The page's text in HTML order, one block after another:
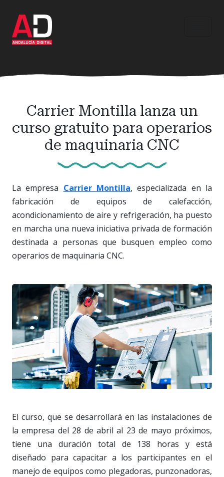
contenido
principal
Carrier Montilla lanza un
curso gratuito para operarios
de maquinaria CNC
La empresa Carrier Montilla, especializada en la
fabricación de equipos de calefacción,
acondicionamiento de aire y refrigeración, ha puesto
en marcha una nueva iniciativa privada de formación
destinada a personas que busquen empleo como
operarios de maquinaria CNC.
El curso, que se desarrollará en las instalaciones de
la empresa del 28 de abril al 23 de mayo próximos,
tiene una duración total de 138 horas y está
diseñado para capacitar a los participantes en el
manejo de equipos como plegadoras, punzonadoras,